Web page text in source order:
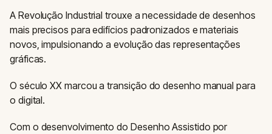
A Revolução Industrial trouxe a necessidade de desenhos
mais precisos para edifícios padronizados e materiais
novos, impulsionando a evolução das representações
gráficas.
O século XX marcou a transição do desenho manual para
o digital.
Com o desenvolvimento do Desenho Assistido por